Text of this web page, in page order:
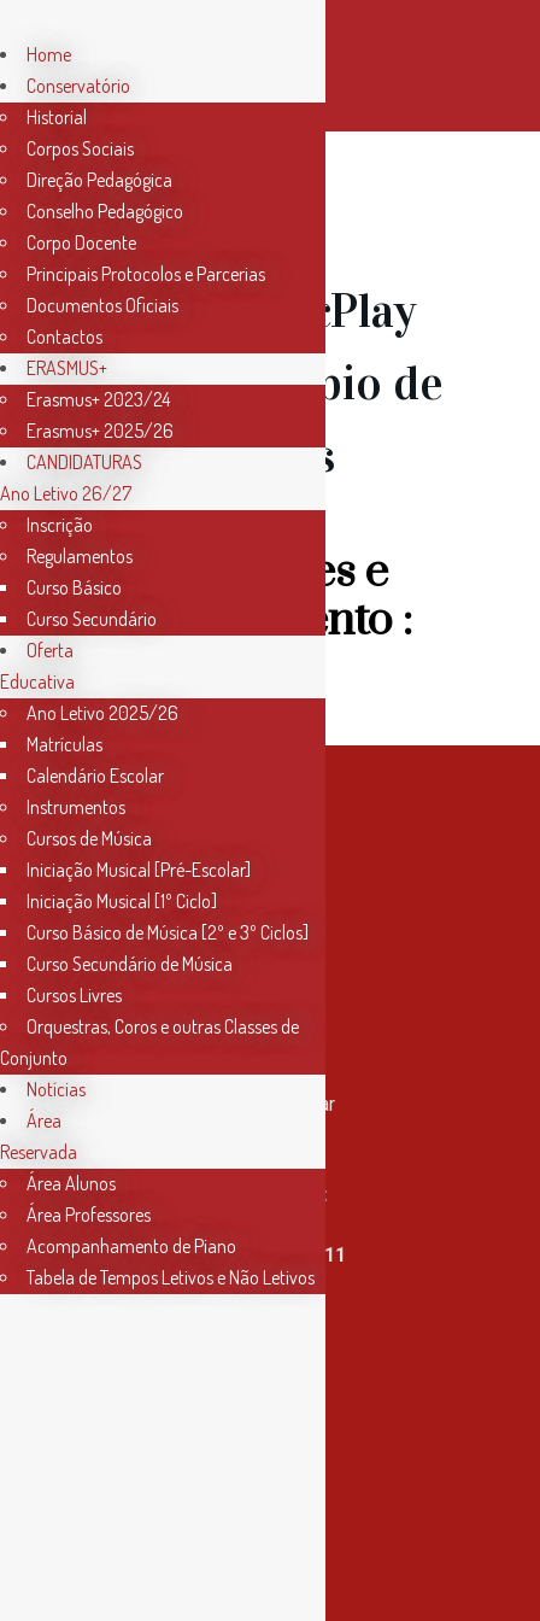
27 Jun
Scala.MusicPlay
– Intercâmbio de
Performers
Inscrições e
Regulamento :
Contactos
Rua Miguel Bombarda, nº 4, 1º andar
2000-080 Santarém
info@conservatoriosantarem.pt
T. (+351) 915 335 478 / 913 890 411
Home
Conservatório
Historial
Corpos Sociais
Direção Pedagógica
Conselho Pedagógico
Corpo Docente
Principais Protocolos e Parcerias
Documentos Oficiais
Contactos
ERASMUS+
Erasmus+ 2023/24
Erasmus+ 2025/26
CANDIDATURAS
Ano Letivo 26/27
Inscrição
Regulamentos
Curso Básico
Curso Secundário
Oferta
Educativa
Ano Letivo 2025/26
Matrículas
Calendário Escolar
Instrumentos
Cursos de Música
Iniciação Musical [Pré-Escolar]
Iniciação Musical [1º Ciclo]
Curso Básico de Música [2º e 3º Ciclos]
Curso Secundário de Música
Cursos Livres
Orquestras, Coros e outras Classes de
Conjunto
Notícias
Área
Reservada
Área Alunos
Área Professores
Acompanhamento de Piano
Tabela de Tempos Letivos e Não Letivos